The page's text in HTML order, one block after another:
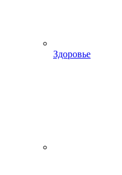
Здоровье